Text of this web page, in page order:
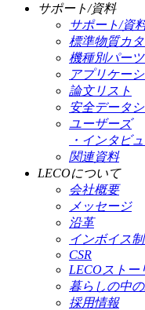
サポート/資料
サポート/資
標準物質カ
機種別パー
アプリケー
論文リスト
安全データ
ユーザーズ
・インタビ
関連資料
LECOについて
会社概要
メッセージ
沿革
インボイス
CSR
LECOストー
暮らしの中
採用情報